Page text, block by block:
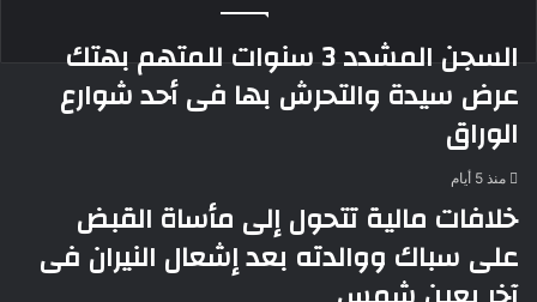
السجن المشدد 3 سنوات للمتهم بهتك
عرض سيدة والتحرش بها فى أحد شوارع
الوراق
منذ 5 أيام
خلافات مالية تتحول إلى مأساة القبض
على سباك ووالدته بعد إشعال النيران فى